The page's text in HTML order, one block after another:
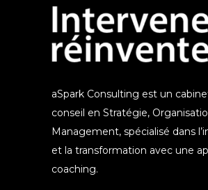
aSpark Consulting est un
conseil en Stratégie,
Management, spécialisé dans
et la transformation avec une
coaching.